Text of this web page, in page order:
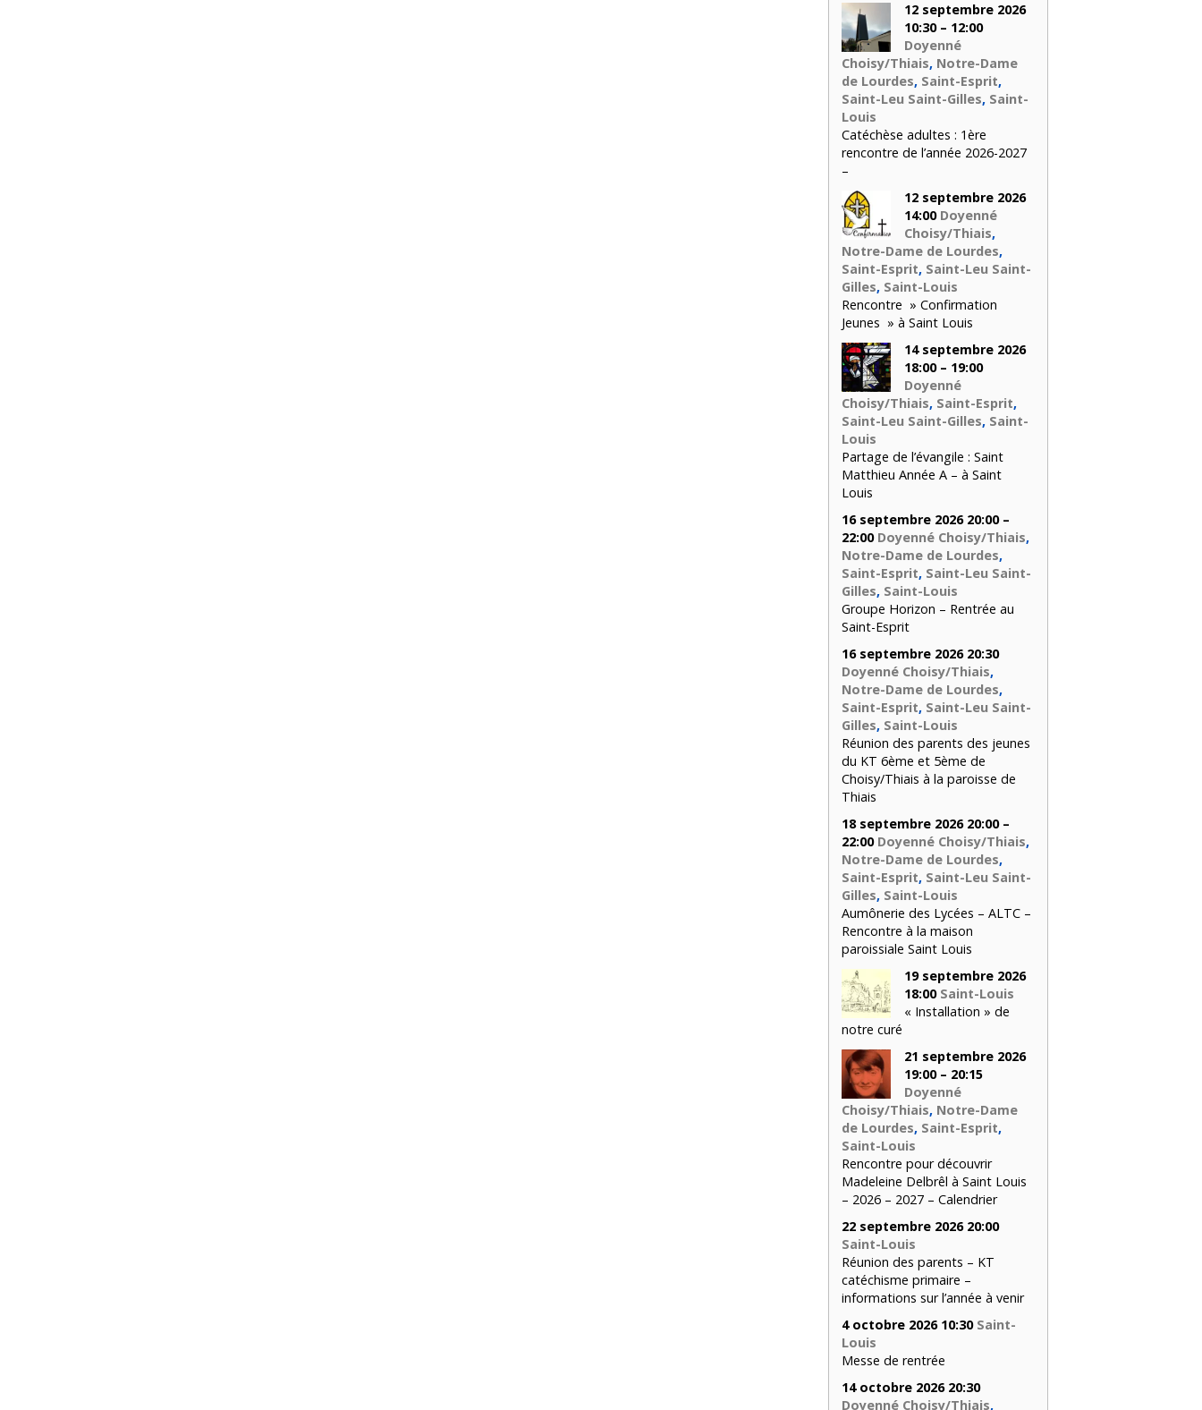
12 septembre 2026
10:30 – 12:00
Doyenné
Choisy/Thiais, Notre-Dame
de Lourdes, Saint-Esprit,
Saint-Leu Saint-Gilles, Saint-
Louis
Catéchèse adultes : 1ère
rencontre de l’année 2026-2027
–
12 septembre 2026
14:00 Doyenné
Choisy/Thiais,
Notre-Dame de Lourdes,
Saint-Esprit, Saint-Leu Saint-
Gilles, Saint-Louis
Rencontre » Confirmation
Jeunes » à Saint Louis
14 septembre 2026
18:00 – 19:00
Doyenné
Choisy/Thiais, Saint-Esprit,
Saint-Leu Saint-Gilles, Saint-
Louis
Partage de l’évangile : Saint
Matthieu Année A – à Saint
Louis
16 septembre 2026 20:00 –
22:00 Doyenné Choisy/Thiais,
Notre-Dame de Lourdes,
Saint-Esprit, Saint-Leu Saint-
Gilles, Saint-Louis
Groupe Horizon – Rentrée au
Saint-Esprit
16 septembre 2026 20:30
Doyenné Choisy/Thiais,
Notre-Dame de Lourdes,
Saint-Esprit, Saint-Leu Saint-
Gilles, Saint-Louis
Réunion des parents des jeunes
du KT 6ème et 5ème de
Choisy/Thiais à la paroisse de
Thiais
18 septembre 2026 20:00 –
22:00 Doyenné Choisy/Thiais,
Notre-Dame de Lourdes,
Saint-Esprit, Saint-Leu Saint-
Gilles, Saint-Louis
Aumônerie des Lycées – ALTC –
Rencontre à la maison
paroissiale Saint Louis
19 septembre 2026
18:00 Saint-Louis
« Installation » de
notre curé
21 septembre 2026
19:00 – 20:15
Doyenné
Choisy/Thiais, Notre-Dame
de Lourdes, Saint-Esprit,
Saint-Louis
Rencontre pour découvrir
Madeleine Delbrêl à Saint Louis
– 2026 – 2027 – Calendrier
22 septembre 2026 20:00
Saint-Louis
Réunion des parents – KT
catéchisme primaire –
informations sur l’année à venir
4 octobre 2026 10:30 Saint-
Louis
Messe de rentrée
14 octobre 2026 20:30
Doyenné Choisy/Thiais,